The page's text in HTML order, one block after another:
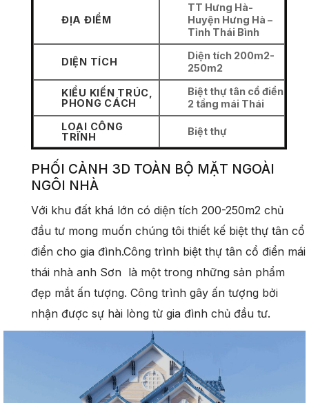
ĐỊA ĐIỂM
TT Hưng Hà-
Huyện Hưng Hà –
Tỉnh Thái Bình
DIỆN TÍCH
Diện tích 200m2-
250m2
KIỂU KIẾN TRÚC,
PHONG CÁCH
Biệt thự tân cổ điển
2 tầng mái Thái
LOẠI CÔNG
TRÌNH
Biệt thự
PHỐI CẢNH 3D TOÀN BỘ MẶT NGOÀI
NGÔI NHÀ
Với khu đất khá lớn có diện tích 200-250m2 chủ
đầu tư mong muốn chúng tôi thiết kế biệt thự tân cổ
điển cho gia đình.Công trình biệt thự tân cổ điển mái
thái nhà anh Sơn là một trong những sản phẩm
đẹp mắt ấn tượng. Công trình gây ấn tượng bởi
nhận được sự hài lòng từ gia đình chủ đầu tư.